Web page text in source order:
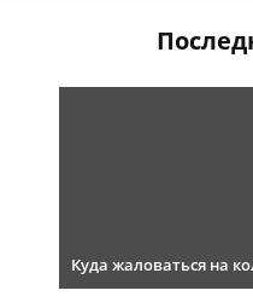
Куда жаловаться на